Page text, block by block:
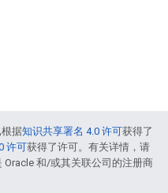
据知识共享署名 4.0 许可获得了
许可获得了许可。有关详情，请
Oracle 和/或其关联公司的注册商